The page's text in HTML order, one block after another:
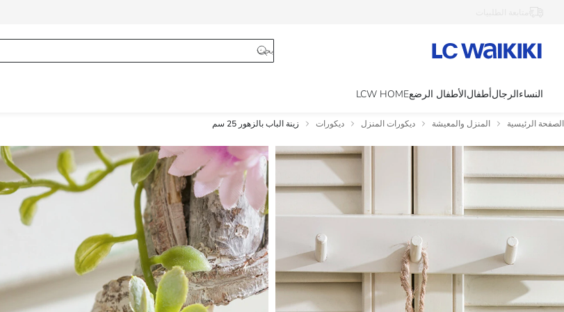
النساءالرجالأطفالالأطفال الرضعLCW HOME
الصفحة الرئيسية المنزل والمعيشة ديكورات المنزل ديكورات زينة الباب بالزهور 25 سم